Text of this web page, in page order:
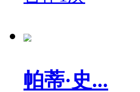
帕蒂·史...